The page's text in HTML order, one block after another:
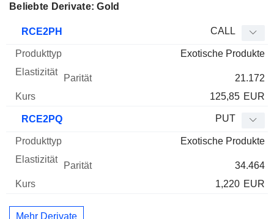
Beliebte Derivate: Gold
WKN Typ Produkttyp Kurs
RCE2PH CALL
Exotische Produkte
21.172
125,85 EUR
RCE2PQ PUT
Exotische Produkte
34.464
1,220 EUR
Mehr Derivate